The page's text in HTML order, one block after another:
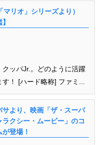
マリオ」シリーズより）
ッパJr.。どのように活躍
！ [ハード略称] ファミ...
サより、映画「ザ・スーパ
ラクシー・ムービー」のコ
登場！